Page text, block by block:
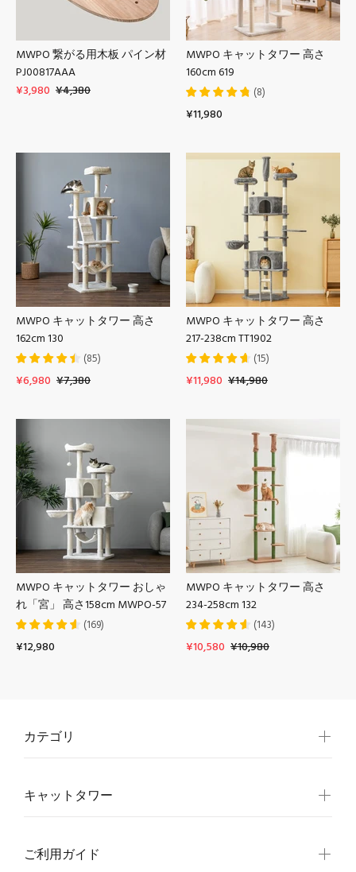
MWPO 繋がる用木板 パイン材
PJ00817AAA
¥3,980 ¥4,380
MWPO キャットタワー 高さ
160cm 619
(8)
¥11,980
MWPO キャットタワー 高さ
162cm 130
(85)
¥6,980 ¥7,380
MWPO キャットタワー 高さ
217-238cm TT1902
(15)
¥11,980 ¥14,980
MWPO キャットタワー おしゃ
れ「宮」 高さ158cm MWPO-57
(169)
¥12,980
MWPO キャットタワー 高さ
234-258cm 132
(143)
¥10,580 ¥10,980
カテゴリ
キャットタワー
ご利用ガイド